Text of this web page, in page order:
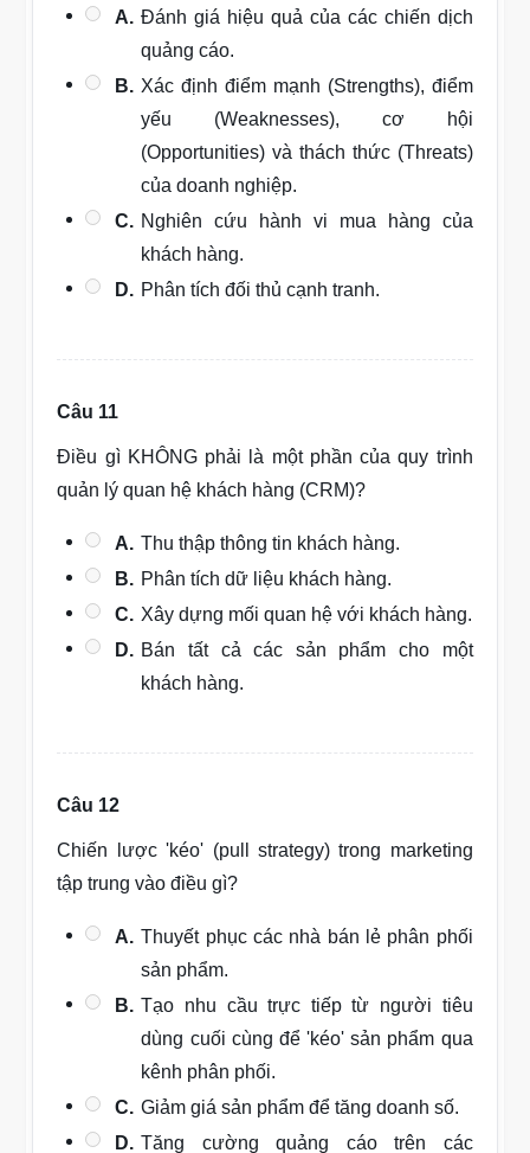
A. Đánh giá hiệu quả của các chiến dịch
quảng cáo.
B. Xác định điểm mạnh (Strengths), điểm
yếu (Weaknesses), cơ hội
(Opportunities) và thách thức (Threats)
của doanh nghiệp.
C. Nghiên cứu hành vi mua hàng của
khách hàng.
D. Phân tích đối thủ cạnh tranh.
Câu 11
Điều gì KHÔNG phải là một phần của quy trình
quản lý quan hệ khách hàng (CRM)?
A. Thu thập thông tin khách hàng.
B. Phân tích dữ liệu khách hàng.
C. Xây dựng mối quan hệ với khách hàng.
D. Bán tất cả các sản phẩm cho một
khách hàng.
Câu 12
Chiến lược 'kéo' (pull strategy) trong marketing
tập trung vào điều gì?
A. Thuyết phục các nhà bán lẻ phân phối
sản phẩm.
B. Tạo nhu cầu trực tiếp từ người tiêu
dùng cuối cùng để 'kéo' sản phẩm qua
kênh phân phối.
C. Giảm giá sản phẩm để tăng doanh số.
D. Tăng cường quảng cáo trên các